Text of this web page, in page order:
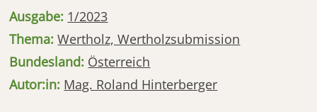
Ausgabe: 1/2023
Thema: Wertholz, Wertholzsubmission
Bundesland: Österreich
Autor:in: Mag. Roland Hinterberger